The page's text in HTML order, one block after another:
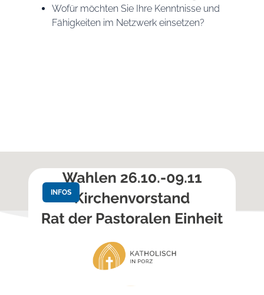
Wofür möchten Sie Ihre Kenntnisse und
Fähigkeiten im Netzwerk einsetzen?
INFOS